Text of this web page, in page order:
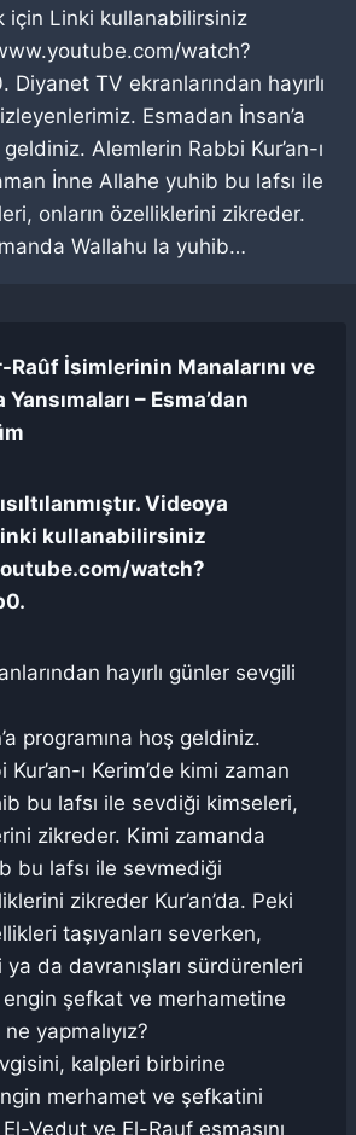
için Linki kullanabilirsiniz
watch?
Diyanet TV ekranlarından hayırlı
Esmadan İnsan’a
Alemlerin Rabbi Kur’an-ı
İnne Allahe yuhib bu lafsı ile
onların özelliklerini zikreder.
Wallahu la yuhib…
Raûf İsimlerinin Manalarını ve
– Esma’dan
Videoya
kullanabilirsiniz
watch?
hayırlı günler sevgili
programına hoş geldiniz.
ı Kerim’de kimi zaman
bu lafsı ile sevdiği kimseleri,
zikreder. Kimi zamanda
bu lafsı ile sevmediği
zikreder Kur’an’da. Peki
taşıyanları severken,
da davranışları sürdürenleri
şefkat ve merhametine
yapmalıyız?
kalpleri birbirine
merhamet ve şefkatini
El-Vedut ve El-Rauf esmasını